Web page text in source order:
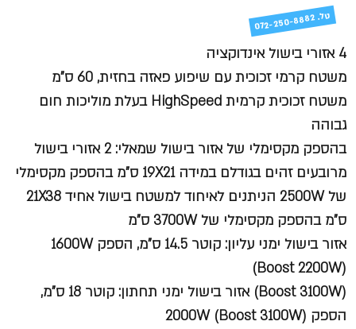
4 אזורי בישול אינדוקציה
משטח קרמי זכוכית עם שיפוע פאזה בחזית, 60 ס"מ
משטח זכוכית קרמית HighSpeed בעלת מוליכות חום
גבוהה
בהספק מקסימלי של אזור בישול שמאלי: 2 אזורי בישול
מרובעים זהים בגודלם במידה 19X21 ס"מ בהספק מקסימלי
של 2500W הניתנים לאיחוד למשטח בישול אחיד 21X38
ס"מ בהספק מקסימלי של 3700W ס"מ
אזור בישול ימני עליון: קוטר 14.5 ס"מ, הספק 1600W
(Boost 2200W)
(Boost 3100W) אזור בישול ימני תחתון: קוטר 18 ס"מ,
הספק 2000W (Boost 3100W)
072-250-8882 .טל